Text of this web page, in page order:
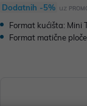
Dodatnih -5% uz
Format kućišta: Mini
Format matične